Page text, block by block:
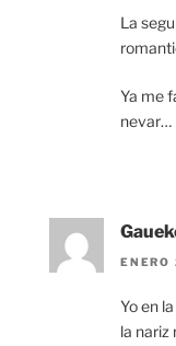
La
Ya me
nevar…
Yo en
la nariz